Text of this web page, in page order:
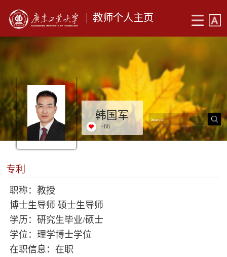
教师个人主页
韩国军
+66
专利
职称：教授
博士生导师 硕士生导师
学历：研究生毕业/硕士
学位：理学博士学位
在职信息：在职